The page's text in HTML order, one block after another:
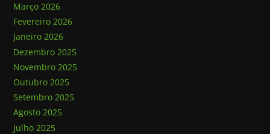
Março 2026
Fevereiro 2026
Janeiro 2026
Dezembro 2025
Novembro 2025
Outubro 2025
Setembro 2025
Agosto 2025
Julho 2025